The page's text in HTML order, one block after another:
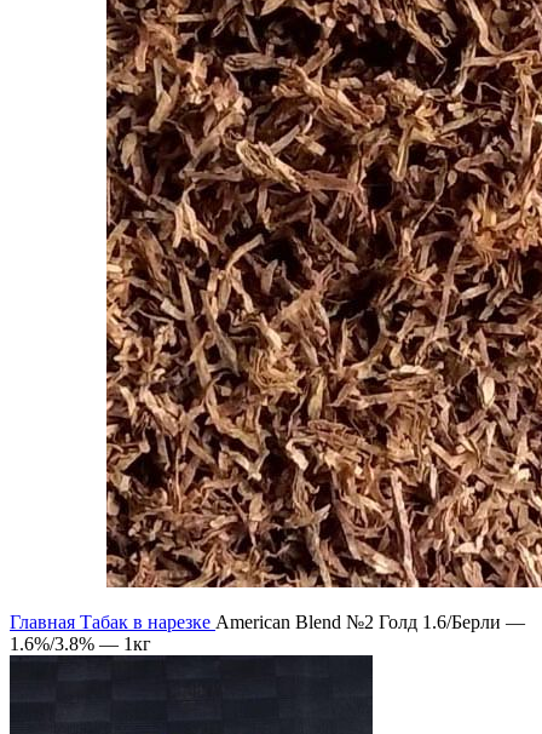
Главная Табак в нарезке American Blend №2 Голд 1.6/Берли —
1.6%/3.8% — 1кг